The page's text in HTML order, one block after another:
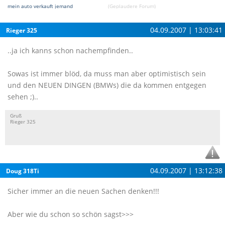
mein auto verkauft jemand
(Geplaudere Forum)
Rieger 325 04.09.2007 | 13:03:41
..ja ich kanns schon nachempfinden..
Sowas ist immer blöd, da muss man aber optimistisch sein
und den NEUEN DINGEN (BMWs) die da kommen entgegen
sehen ;)..
Gruß
Rieger 325
Doug 318Ti 04.09.2007 | 13:12:38
Sicher immer an die neuen Sachen denken!!!
Aber wie du schon so schön sagst>>>